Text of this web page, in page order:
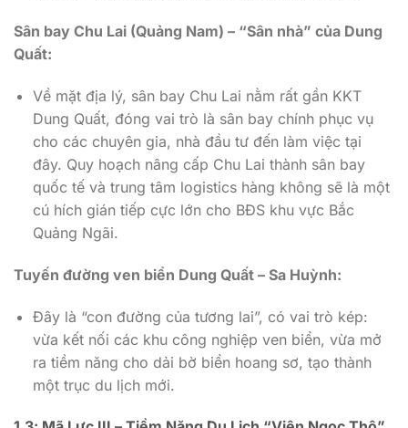
Sân bay Chu Lai (Quảng Nam) – “Sân nhà” của Dung
Quất:
Về mặt địa lý, sân bay Chu Lai nằm rất gần KKT
Dung Quất, đóng vai trò là sân bay chính phục vụ
cho các chuyên gia, nhà đầu tư đến làm việc tại
đây. Quy hoạch nâng cấp Chu Lai thành sân bay
quốc tế và trung tâm logistics hàng không sẽ là một
cú hích gián tiếp cực lớn cho BĐS khu vực Bắc
Quảng Ngãi.
Tuyến đường ven biển Dung Quất – Sa Huỳnh:
Đây là “con đường của tương lai”, có vai trò kép:
vừa kết nối các khu công nghiệp ven biển, vừa mở
ra tiềm năng cho dải bờ biển hoang sơ, tạo thành
một trục du lịch mới.